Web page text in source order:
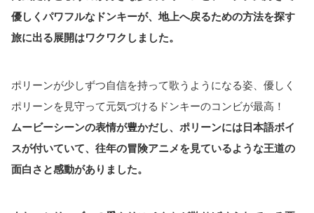
優しくパワフルなドンキーが、地上へ戻るための方法を探す
旅に出る展開はワクワクしました。
ポリーンが少しずつ自信を持って歌うようになる姿、優しく
ポリーンを見守って元気づけるドンキーのコンビが最高！
ムービーシーンの表情が豊かだし、ポリーンには日本語ボイ
スが付いていて、往年の冒険アニメを見ているような王道の
面白さと感動がありました。